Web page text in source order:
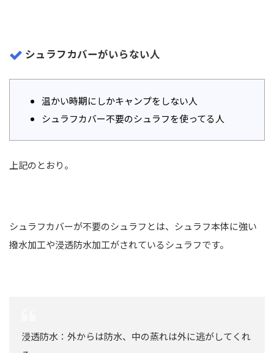
シュラフカバーがいらない人
温かい時期にしかキャンプをしない人
シュラフカバー不要のシュラフを使ってる人
上記のとおり。
シュラフカバーが不要のシュラフとは、シュラフ本体に強い
撥水加工や浸透防水加工がされているシュラフです。
浸透防水：外からは防水、中の蒸れは外に逃がしてくれ